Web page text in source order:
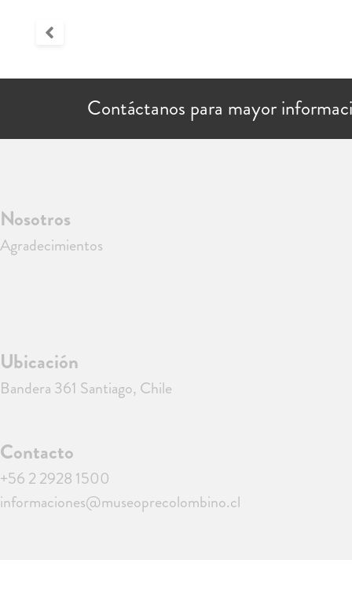
Contáctanos para mayor
Nosotros
Agradecimientos
Ubicación
Bandera 361 Santiago, Chile
Contacto
+56 2 2928 1500
informaciones@museoprecolombino.cl